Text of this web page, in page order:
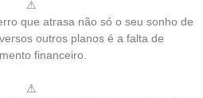
que atrasa não só o seu sonho de
outros planos é a falta de
financeiro.